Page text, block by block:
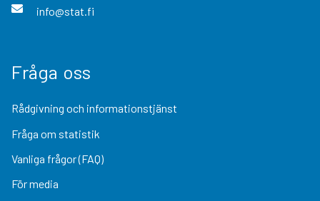
info@stat.fi
Fråga oss
Rådgivning och informationstjänst
Fråga om statistik
Vanliga frågor (FAQ)
För media